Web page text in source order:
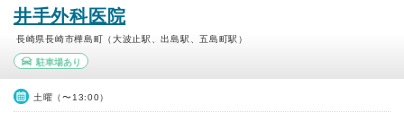
井手外科医院
長崎県長崎市樺島町（大波止駅、出島駅、五島町駅）
駐車場あり
土曜（〜13:00）